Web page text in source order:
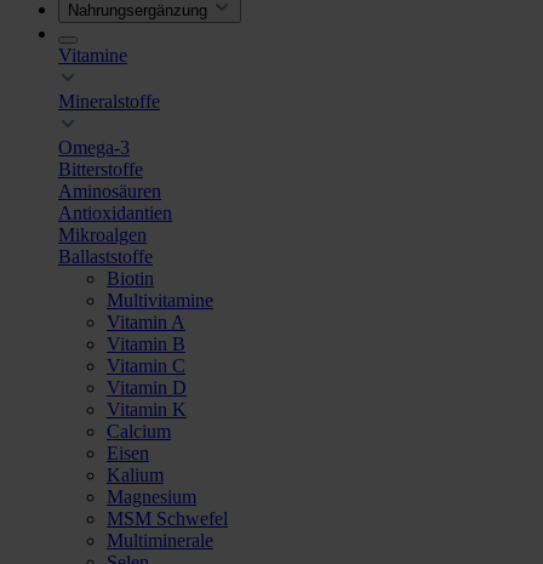
Nahrungsergänzung
Vitamine
Mineralstoffe
Omega-3
Bitterstoffe
Aminosäuren
Antioxidantien
Mikroalgen
Ballaststoffe
Biotin
Multivitamine
Vitamin A
Vitamin B
Vitamin C
Vitamin D
Vitamin K
Calcium
Eisen
Kalium
Magnesium
MSM Schwefel
Multiminerale